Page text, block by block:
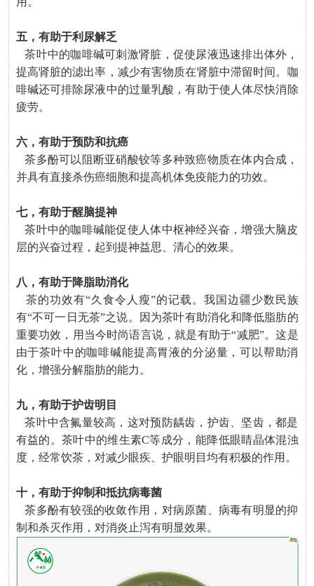
五，有助于利尿解乏
茶叶中的咖啡碱可刺激肾脏，促使尿液迅速排出体外，
提高肾脏的滤出率，减少有害物质在肾脏中滞留时间。咖
啡碱还可排除尿液中的过量乳酸，有助于使人体尽快消除
疲劳。
六，有助于预防和抗癌
茶多酚可以阻断亚硝酸铰等多种致癌物质在体内合成，
并具有直接杀伤癌细胞和提高机体免疫能力的功效。
七，有助于醒脑提神
茶叶中的咖啡碱能促使人体中枢神经兴奋，增强大脑皮
层的兴奋过程，起到提神益思、清心的效果。
八，有助于降脂助消化
茶的功效有“久食令人瘦”的记载。我国边疆少数民族
有“不可一日无茶”之说。因为茶叶有助消化和降低脂肪的
重要功效，用当今时尚语言说，就是有助于“减肥”。这是
由于茶叶中的咖啡碱能提高胃液的分泌量，可以帮助消
化，增强分解脂肪的能力。
九，有助于护齿明目
茶叶中含氟量较高，这对预防龋齿，护齿、坚齿，都是
有益的。茶叶中的维生素C等成分，能降低眼睛晶体混浊
度，经常饮茶，对减少眼疾、护眼明目均有积极的作用。
十，有助于抑制和抵抗病毒菌
茶多酚有较强的收敛作用，对病原菌、病毒有明显的抑
制和杀灭作用，对消炎止泻有明显效果。